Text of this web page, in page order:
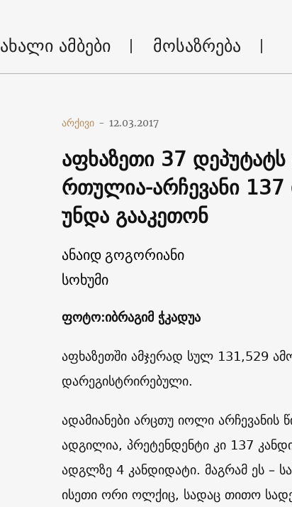
ახალი ამბები მოსაზრება
არქივი - 12.03.2017
აფხაზეთი 37
რთულია-არჩევანი
უნდა გააკეთონ
ანაიდ გოგორიანი
სოხუმი
ფოტო:იბრაგიმ ჭკადუა
აფხაზეთში ამჯერად სულ 131,529
დარეგისტრირებული.
ადამიანები არცთუ იოლი არჩევანის
ადგილია, პრეტენდენტი კი 137
ადგლზე 4 კანდიდატი. მაგრამ ეს –
ისეთი ორი ოლქიც, სადაც თითო